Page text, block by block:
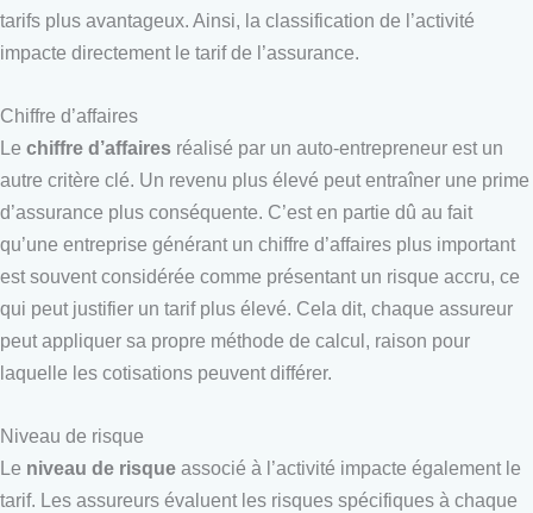
tarifs plus avantageux. Ainsi, la classification de l’activité
impacte directement le tarif de l’assurance.
Chiffre d’affaires
Le chiffre d’affaires réalisé par un auto-entrepreneur est un
autre critère clé. Un revenu plus élevé peut entraîner une prime
d’assurance plus conséquente. C’est en partie dû au fait
qu’une entreprise générant un chiffre d’affaires plus important
est souvent considérée comme présentant un risque accru, ce
qui peut justifier un tarif plus élevé. Cela dit, chaque assureur
peut appliquer sa propre méthode de calcul, raison pour
laquelle les cotisations peuvent différer.
Niveau de risque
Le niveau de risque associé à l’activité impacte également le
tarif. Les assureurs évaluent les risques spécifiques à chaque